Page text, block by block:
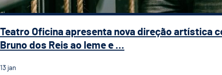
Teatro Oficina apresenta nova direção artística
Bruno dos Reis ao leme e ...
13 jan